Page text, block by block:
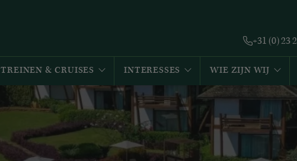
+31 (0) 23
TREINEN & CRUISES INTERESSES WIE ZIJN WIJ